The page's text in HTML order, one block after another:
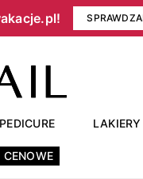
LAKIERY
CENOWE